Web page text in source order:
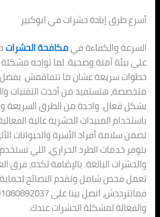
أسرع طرق إبادة حشرات في ابوكبير
السرعة والكفاءة فيمكافحة الحشرات
على بيئة آمنة وصحية. لما تواجه
خطوات سريعة عشان ما تتفاقمش.
متخصصة، هتستفيد من أحدث التقنيات
بشكل فعال. واحدة من الطرق السريعة
باستخدام المبيدات الحشرية عالية
تضمن سلامة أفراد الأسرة والحيوانات
بتوفر خدمات الطرد الحراري، اللي
والحشرات البالغة. بالإضافة لكده،
تعمل فحص شامل وتقدم النصائح
والفعالة لمشكلة الحشرات عندك.